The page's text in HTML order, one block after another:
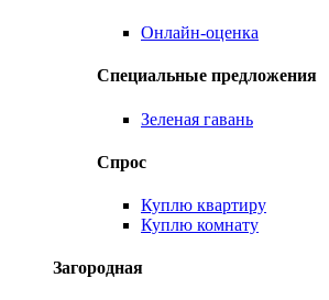
Онлайн-оценка
Специальные предложения
Зеленая гавань
Спрос
Куплю квартиру
Куплю комнату
Загородная